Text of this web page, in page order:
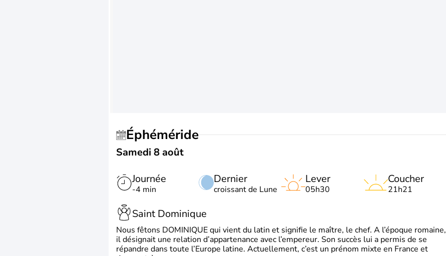
Éphéméride
Samedi 8 août
Journée
-4 min
Dernier
croissant de Lune
Lever
05h30
Coucher
21h21
Saint Dominique
Nous fêtons DOMINIQUE qui vient du latin et signifie le maître, le chef. A l’époque romaine,
il désignait une relation d’appartenance avec l’empereur. Son succès lui a permis de se
répandre dans toute l’Europe latine. Actuellement, c’est un prénom mixte en France et